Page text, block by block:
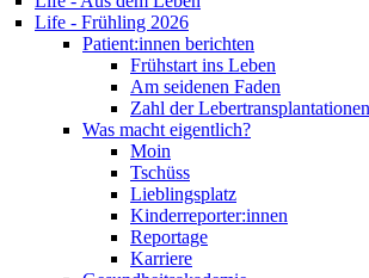
Life - Frühling 2026
Patient:innen berichten
Frühstart ins Leben
Am seidenen Faden
Zahl der
Was macht eigentlich?
Moin
Tschüss
Lieblingsplatz
Kinderreporter:innen
Reportage
Karriere